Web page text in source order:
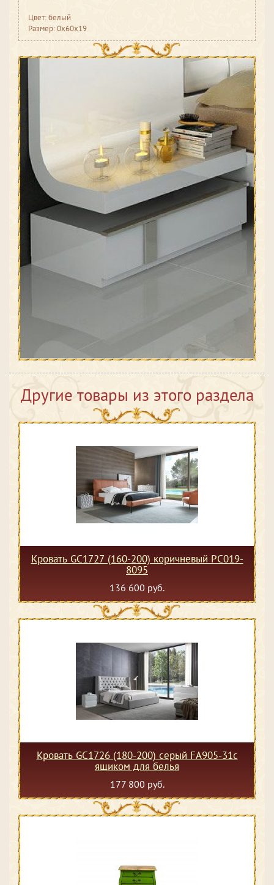
Цвет: белый
Размер: 0x60x19
Другие товары из этого раздела
Кровать GC1727 (160-200) коричневый PC019-
8095
136 600 руб.
Кровать GC1726 (180-200) серый FA905-31с
ящиком для белья
177 800 руб.